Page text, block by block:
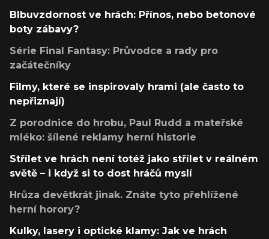
Blbuvzdornost ve hrách: Přínos, nebo betonové
boty zábavy?
Série Final Fantasy: Průvodce a rady pro
začátečníky
Filmy, které se inspirovaly hrami (ale často to
nepřiznají)
Z porodnice do hrobu, Paul Rudd a mateřské
mléko: šílené reklamy herní historie
Střílet ve hrách není totéž jako střílet v reálném
světě – i když si to dost hráčů myslí
Hrůza devětkrát jinak. Znáte tyto přehlížené
herní horory?
Kulky, lasery i optické klamy: Jak ve hrách